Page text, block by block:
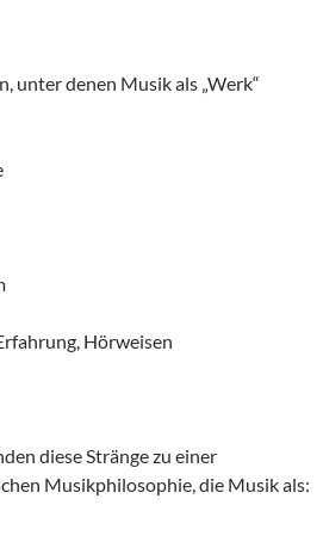
unter denen Musik als „Werk“
Hörweisen
diese Stränge zu einer
Musikphilosophie, die Musik als: